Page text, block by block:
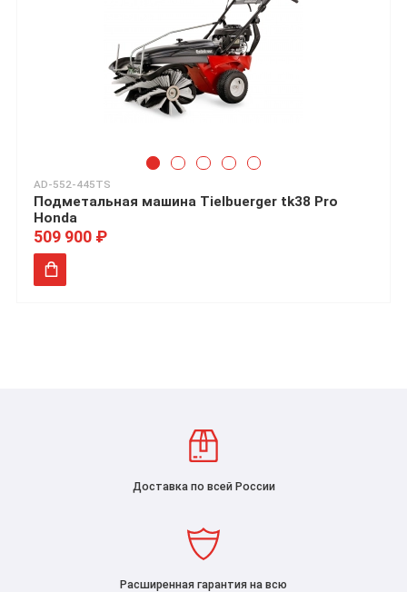
AD-552-445TS
Подметальная машина Tielbuerger tk38 Pro
Honda
509 900 ₽
Доставка по всей России
Расширенная гарантия на всю